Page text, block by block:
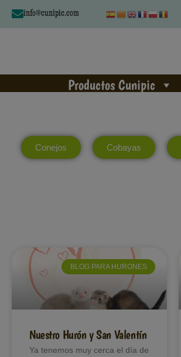
info@cunipic.com
Productos Cunipic
Conejos Cobayas
BLOG PARA HURONES
Nuestro Hurón y San Valentín
Ya tenemos muy cerca el día de